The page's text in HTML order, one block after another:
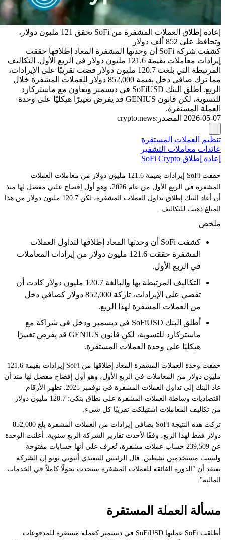
إعادة إطلاق العملات المشفرة من SoFi تحقق 121 مليون دولار،
وتحافظ على 852 ألف دولار
كشفت شركة SoFi أن وحدتها المشفرة المعاد إطلاقها حققت
إيرادات معاملات بقيمة 121.6 مليون دولار في الربع الأول. التكاليف
المرتبطة التي بلغت 120.7 مليون دولار قضت تقريبًا على الإيرادات،
مما ترك صافي دخل بقيمة 852,000 دولار للعملات المشفرة خلال
الربع. أطلق البنك SoFiUSD في ديسمبر وتعاون مع ماستركارد
للتسوية، لكن قانون GENIUS قد يفرض تغييرًا هيكليًا على وحدة
العملة المستقرة.
2026-05-07 المصدر :
crypto.news
تنظيم العملات المستقرة
عائدات معاملات التشفير
إعادة إطلاق SoFi Crypto
حققت SoFi إيرادات بقيمة 121.6 مليون دولار من معاملات العملات
المشفرة في الربع الأول من عام 2026، وهو أول إفصاح علني مفصل لها منذ
أن أعاد البنك إطلاق تداول العملات المشفرة، لكن 120.7 مليون دولار من هذا
المبلغ ذهبت للتكاليف.
ملخص
كشفت SoFi أن وحدتها المعاد إطلاقها لتداول العملات
المشفرة حققت 121.6 مليون دولار من إيرادات المعاملات
في الربع الأول.
التكاليف المرتبطة بها والبالغة 120.7 مليون دولار كادت أن
تقضي على الإيرادات، تاركة 852,000 دولار كصافي دخل
من العملات المشفرة لهذا الربع.
أطلق البنك SoFiUSD في ديسمبر ودخل في شراكة مع
ماستركارد للتسوية، لكن قانون GENIUS قد يفرض تغييرًا
هيكليًا على وحدة العملات المستقرة.
حققت وحدة العملات المشفرة المعاد إطلاقها من SoFi إيرادات بقيمة 121.6
مليون دولار من المعاملات في الربع الأول، وهو أول إفصاح مفصل لها منذ أن
عاد البنك إلى تداول العملات المشفرة في نوفمبر 2025. تظهر الأرقام
اقتصاديات وساطة العملات المشفرة على نطاق بنكي: 120.7 مليون دولار
من تكاليف المعاملات استهلكت تقريبًا كل شيء.
تركت هذه النتيجة SoFi بصافي إيرادات من العملات المشفرة بلغ 852,000
دولار فقط لهذا الربع، وفقًا لأحدث تقارير الشركة الربع سنوية. أعلنت الوحدة
عن 239,509 حساب عملات مشفرة، تُعرف على أنها حسابات مفتوحة
وليست مستخدمين نشطين. قال الرئيس التنفيذي أنتوني نوتو إن الشركة
تعتقد أن "الدورة الفائقة للعملات المشفرة ستحدث تحولًا كاملاً في الخدمات
المالية".
مسألة العملة المستقرة
أطلقت SoFi عملتها SoFiUSD في ديسمبر كعملة مستقرة للمدفوعات